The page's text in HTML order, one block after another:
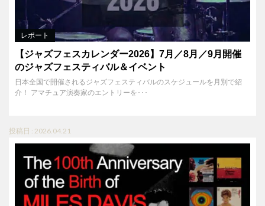
レポート
【ジャズフェスカレンダー2026】7月／8月／9月開催
のジャズフェスティバル＆イベント
日本全国で開催されるジャズフェスティバルのスケジュールを月別で紹
介！ アマチュア演奏家のエントリーを･･･
投稿日 : 2026.04.21